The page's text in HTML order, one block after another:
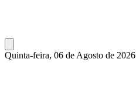
Quinta-feira, 06 de Agosto de 2026